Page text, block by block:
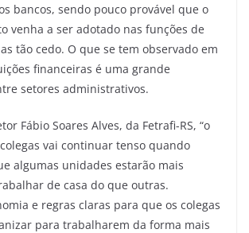
bancos, sendo pouco provável que o
venha a ser adotado nas funções de
tão cedo. O que se tem observado em
financeiras é uma grande
setores administrativos.
Fábio Soares Alves, da Fetrafi-RS, “o
vai continuar tenso quando
algumas unidades estarão mais
de casa do que outras.
e regras claras para que os colegas
para trabalharem da forma mais